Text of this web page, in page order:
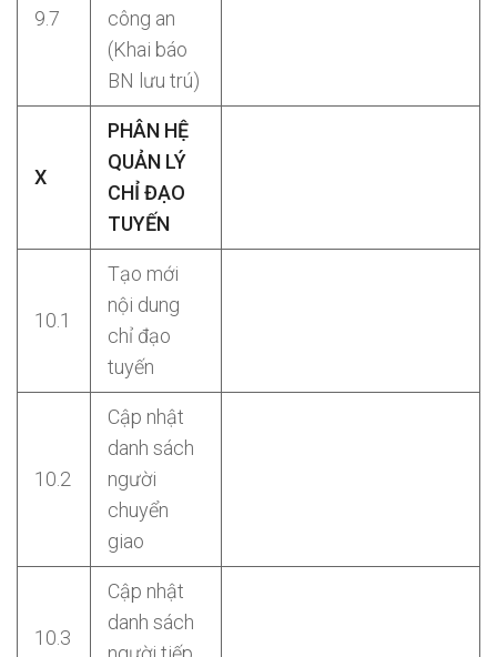
9.7
công an
(Khai báo
BN lưu trú)
X
PHÂN HỆ
QUẢN LÝ
CHỈ ĐẠO
TUYẾN
10.1
Tạo mới
nội dung
chỉ đạo
tuyến
10.2
Cập nhật
danh sách
người
chuyển
giao
10.3
Cập nhật
danh sách